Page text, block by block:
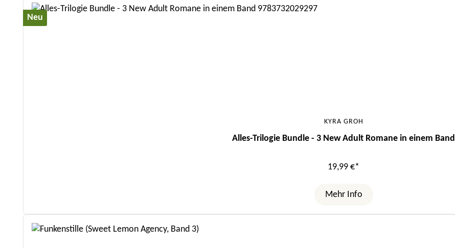
Neu
KYRA GROH
Alles-Trilogie Bundle - 3 New Adult Romane in einem Band
19,99 €*
Mehr Info